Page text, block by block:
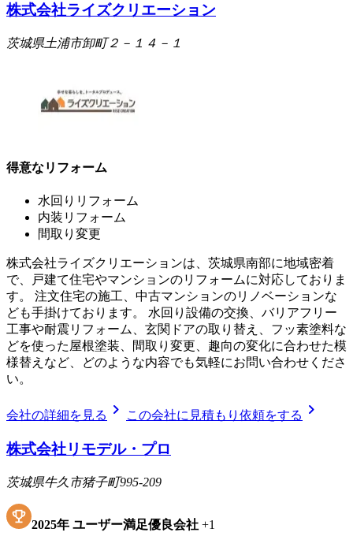
株式会社ライズクリエーション
茨城県土浦市卸町２－１４－１
得意なリフォーム
水回りリフォーム
内装リフォーム
間取り変更
株式会社ライズクリエーションは、茨城県南部に地域密着
で、戸建て住宅やマンションのリフォームに対応しておりま
す。 注文住宅の施工、中古マンションのリノベーションな
ども手掛けております。 水回り設備の交換、バリアフリー
工事や耐震リフォーム、玄関ドアの取り替え、フッ素塗料な
どを使った屋根塗装、間取り変更、趣向の変化に合わせた模
様替えなど、どのような内容でも気軽にお問い合わせくださ
い。
会社の詳細を見る chevron_right この会社に見積もり依頼をする chevron_right
株式会社リモデル・プロ
茨城県牛久市猪子町995-209
2025年 ユーザー満足優良会社 +1